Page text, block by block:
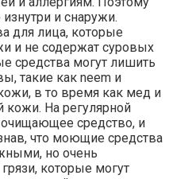
и снаружи.
для лица, которые
и не содержат суровых
средства могут лишить
такие как neem и
в то время как мед и
кожи. На регулярной
очищающее средство, и
что моющие средства
но очень
которые могут